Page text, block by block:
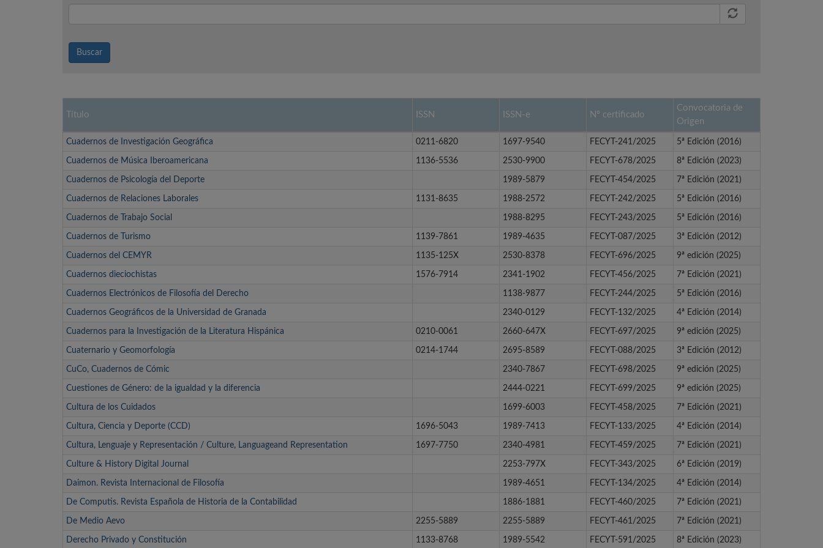
Buscar
Título ISSN ISSN-e Nº certificado
Convocatoria de
Origen
Cuadernos de Investigación Geográfica 0211-6820 1697-9540 FECYT-241/2025 5ª Edición (2016)
Cuadernos de Música Iberoamericana 1136-5536 2530-9900 FECYT-678/2025 8ª Edición (2023)
Cuadernos de Psicología del Deporte 1989-5879 FECYT-454/2025 7ª Edición (2021)
Cuadernos de Relaciones Laborales 1131-8635 1988-2572 FECYT-242/2025 5ª Edición (2016)
Cuadernos de Trabajo Social 1988-8295 FECYT-243/2025 5ª Edición (2016)
Cuadernos de Turismo 1139-7861 1989-4635 FECYT-087/2025 3ª Edición (2012)
Cuadernos del CEMYR 1135-125X 2530-8378 FECYT-696/2025 9ª edición (2025)
Cuadernos dieciochistas 1576-7914 2341-1902 FECYT-456/2025 7ª Edición (2021)
Cuadernos Electrónicos de Filosofía del Derecho 1138-9877 FECYT-244/2025 5ª Edición (2016)
Cuadernos Geográficos de la Universidad de Granada 2340-0129 FECYT-132/2025 4ª Edición (2014)
Cuadernos para la Investigación de la Literatura Hispánica 0210-0061 2660-647X FECYT-697/2025 9ª edición (2025)
Cuaternario y Geomorfología 0214-1744 2695-8589 FECYT-088/2025 3ª Edición (2012)
CuCo, Cuadernos de Cómic 2340-7867 FECYT-698/2025 9ª edición (2025)
Cuestiones de Género: de la igualdad y la diferencia 2444-0221 FECYT-699/2025 9ª edición (2025)
Cultura de los Cuidados 1699-6003 FECYT-458/2025 7ª Edición (2021)
Cultura, Ciencia y Deporte (CCD) 1696-5043 1989-7413 FECYT-133/2025 4ª Edición (2014)
Cultura, Lenguaje y Representación / Culture, Languageand Representation 1697-7750 2340-4981 FECYT-459/2025 7ª Edición (2021)
Culture & History Digital Journal 2253-797X FECYT-343/2025 6ª Edición (2019)
Daimon. Revista Internacional de Filosofía 1989-4651 FECYT-134/2025 4ª Edición (2014)
De Computis. Revista Española de Historia de la Contabilidad 1886-1881 FECYT-460/2025 7ª Edición (2021)
De Medio Aevo 2255-5889 2255-5889 FECYT-461/2025 7ª Edición (2021)
Derecho Privado y Constitución 1133-8768 1989-5542 FECYT-591/2025 8ª Edición (2023)